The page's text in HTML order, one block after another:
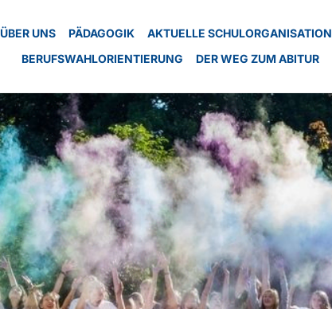
ÜBER UNS PÄDAGOGIK AKTUELLE SCHULORGANISATION
BERUFSWAHLORIENTIERUNG
DER WEG ZUM ABITUR